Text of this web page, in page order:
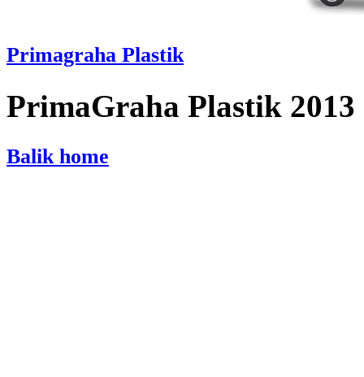
Primagraha Plastik
PrimaGraha Plastik 2013
Balik home